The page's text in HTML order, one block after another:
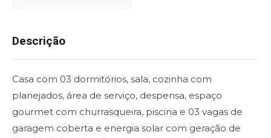
Descrição
Casa com 03 dormitórios, sala, cozinha com
planejados, área de serviço, despensa, espaço
gourmet com churrasqueira, piscina e 03 vagas de
garagem coberta e energia solar com geração de